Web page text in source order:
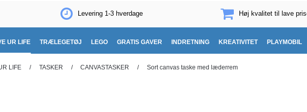
Levering 1-3 hverdage Høj kvalitet til lave
UR LIFE TRÆLEGETØJ LEGO GRATIS GAVER INDRETNING KREATIVITET PLAYMOBIL
LIFE / TASKER / CANVASTASKER / Sort canvas taske med læderrem